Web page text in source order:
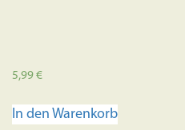
5,99€
In den Warenkorb